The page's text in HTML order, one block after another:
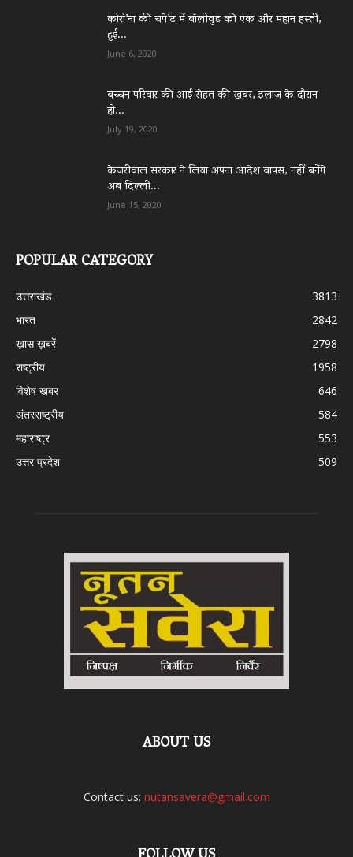
कोरो’ना की चपे’ट में बॉलीवुड की एक और महान हस्ती,
हुई...
June 6, 2020
बच्चन परिवार की आई सेहत की खबर, इलाज के दौरान
हो...
July 19, 2020
केजरीवाल सरकार ने लिया अपना आदेश वापस, नहीं बनेंगे
अब दिल्ली...
June 15, 2020
POPULAR CATEGORY
उत्तराखंड
3813
भारत
2842
ख़ास ख़बरें
2798
राष्ट्रीय
1958
विशेष खबर
646
अंतरराष्ट्रीय
584
महाराष्ट्र
553
उत्तर प्रदेश
509
ABOUT US
Contact us: nutansavera@gmail.com